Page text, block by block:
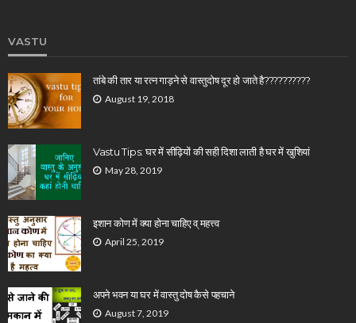
VASTU
तांबे की तार या रत्न गाड़ने से वास्तुदोष दूर हो जाते है??????????
August 19, 2018
Vastu Tips: घर में सीढ़ियों की सही दिशा लाती है घर में खुशियां
May 28, 2019
इशान कोण में क्या होना चाहिए व् महत्त्व
April 25, 2019
अपने भवन या घर में वास्तु दोष कैसे पहचाने
August 7, 2019